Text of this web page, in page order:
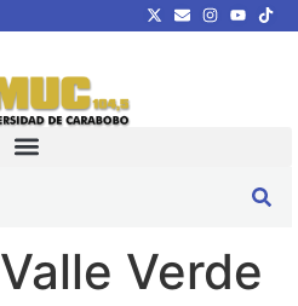
Valle Verde